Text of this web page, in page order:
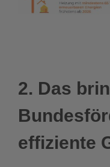
2. Das
effiziente